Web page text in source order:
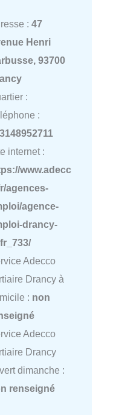
: 47
Henri
93700
:
:
internet :
www.adecc
agences-
agence-
drancy-
Adecco
Drancy à
: non
Adecco
Drancy
dimanche :
renseigné